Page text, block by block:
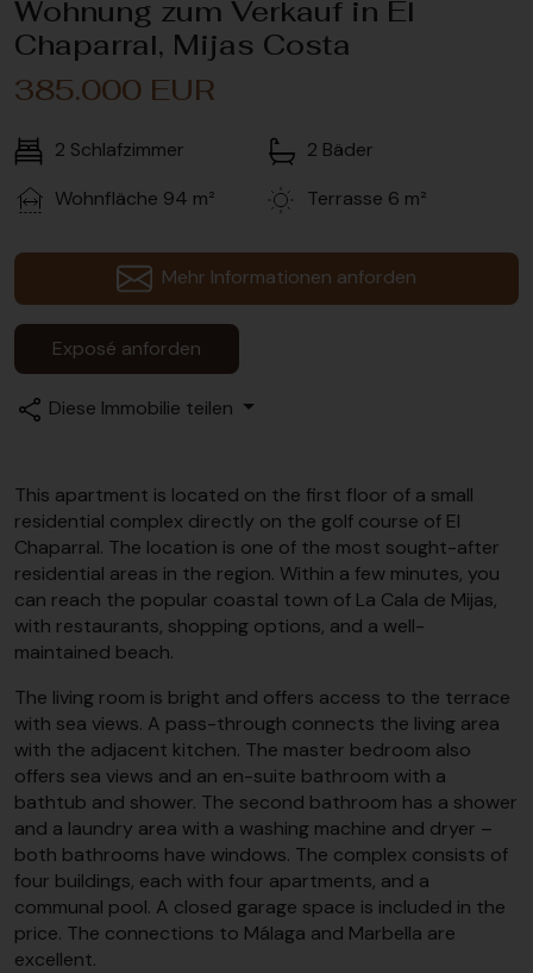
Wohnung zum Verkauf in El
Chaparral, Mijas Costa
385.000 EUR
2 Schlafzimmer 2 Bäder
Wohnfläche 94 m² Terrasse 6 m²
Mehr Informationen anforden
Exposé anforden
Diese Immobilie teilen
This apartment is located on the first floor of a small
residential complex directly on the golf course of El
Chaparral. The location is one of the most sought-after
residential areas in the region. Within a few minutes, you
can reach the popular coastal town of La Cala de Mijas,
with restaurants, shopping options, and a well-
maintained beach.
The living room is bright and offers access to the terrace
with sea views. A pass-through connects the living area
with the adjacent kitchen. The master bedroom also
offers sea views and an en-suite bathroom with a
bathtub and shower. The second bathroom has a shower
and a laundry area with a washing machine and dryer –
both bathrooms have windows. The complex consists of
four buildings, each with four apartments, and a
communal pool. A closed garage space is included in the
price. The connections to Málaga and Marbella are
excellent.